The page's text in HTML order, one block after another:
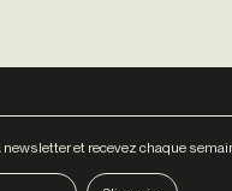
et recevez chaque